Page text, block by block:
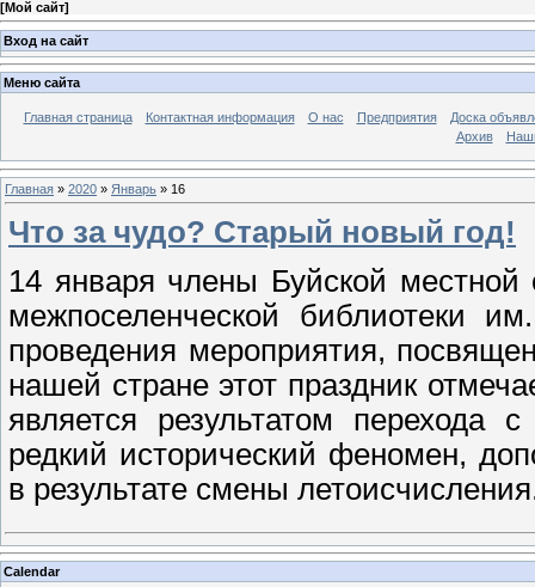
[Мой сайт]
Вход на сайт
Меню сайта
Главная страница Контактная информация О нас Предприятия
Доска
Архив
Главная » 2020 » Январь » 16
Что за чудо? Старый новый год!
14 января члены Буйской
межпоселенческой библиотеки
проведения мероприятия,
нашей стране этот праздник
является результатом перехода
редкий исторический феномен,
в результате смены
Calendar